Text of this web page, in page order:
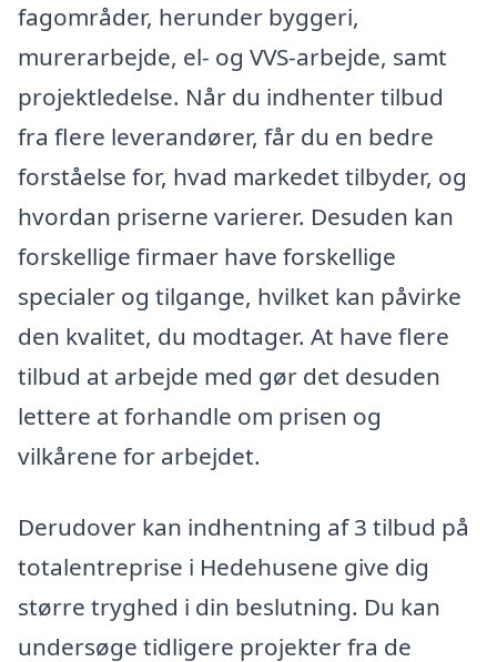
fagområder, herunder byggeri,
murerarbejde, el- og VVS-arbejde, samt
projektledelse. Når du indhenter tilbud
fra flere leverandører, får du en bedre
forståelse for, hvad markedet tilbyder, og
hvordan priserne varierer. Desuden kan
forskellige firmaer have forskellige
specialer og tilgange, hvilket kan påvirke
den kvalitet, du modtager. At have flere
tilbud at arbejde med gør det desuden
lettere at forhandle om prisen og
vilkårene for arbejdet.
Derudover kan indhentning af 3 tilbud på
totalentreprise i Hedehusene give dig
større tryghed i din beslutning. Du kan
undersøge tidligere projekter fra de